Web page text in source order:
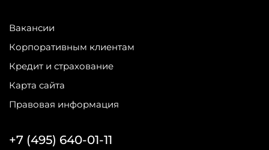
Вакансии
Корпоративным клиентам
Кредит и страхование
Карта сайта
Правовая информация
+7 (495) 640-01-11